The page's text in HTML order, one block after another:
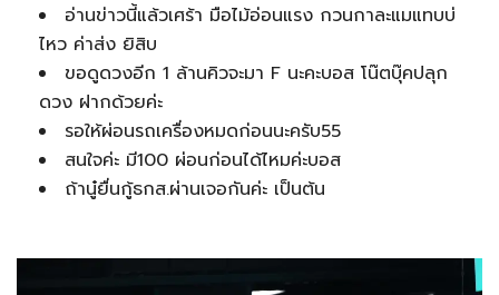
อ่านข่าวนี้แล้วเศร้า มือไม้อ่อนแรง กวนกาละแมแทบบ่
ไหว ค่าส่ง ยิสิบ
ขอดูดวงอีก 1 ล้านคิวจะมา F นะคะบอส โน๊ตบุ๊คปลุก
ดวง ฝากด้วยค่ะ
รอให้ผ่อนรถเครื่องหมดก่อนนะครับ55
สนใจค่ะ มี100 ผ่อนก่อนได้ไหมค่ะบอส
ถ้านู๋ยื่นกู้ธกส.ผ่านเจอกันค่ะ เป็นต้น